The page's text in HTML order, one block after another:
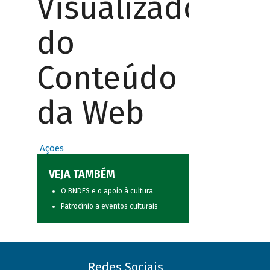
Visualizador
do
Conteúdo
da Web
Ações
VEJA TAMBÉM
O BNDES e o apoio à cultura
Patrocínio a eventos culturais
Redes Sociais